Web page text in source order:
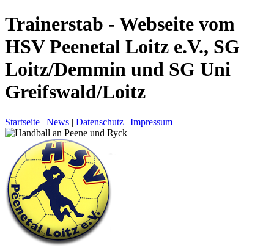
Trainerstab - Webseite vom
HSV Peenetal Loitz e.V., SG
Loitz/Demmin und SG Uni
Greifswald/Loitz
Startseite | News | Datenschutz | Impressum